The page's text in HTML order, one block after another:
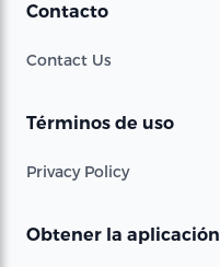
Contacto
Contact Us
Términos de uso
Privacy Policy
Obtener la aplicación